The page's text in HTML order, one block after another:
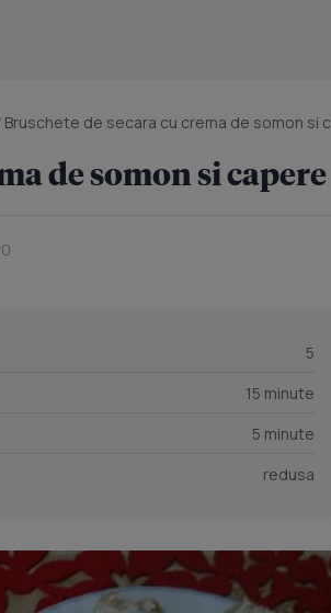
Bruschete de secara cu crema de somon si capere
de somon si capere
5
15 minute
5 minute
redusa